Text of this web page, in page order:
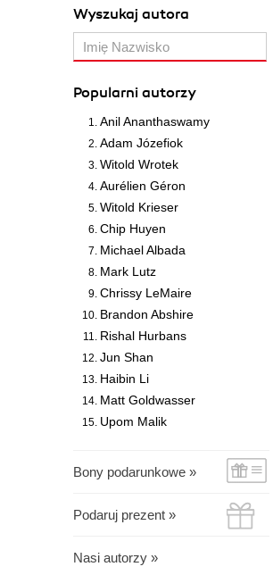
Wyszukaj autora
Popularni autorzy
Anil Ananthaswamy
Adam Józefiok
Witold Wrotek
Aurélien Géron
Witold Krieser
Chip Huyen
Michael Albada
Mark Lutz
Chrissy LeMaire
Brandon Abshire
Rishal Hurbans
Jun Shan
Haibin Li
Matt Goldwasser
Upom Malik
Bony podarunkowe »
Podaruj prezent »
Nasi autorzy »